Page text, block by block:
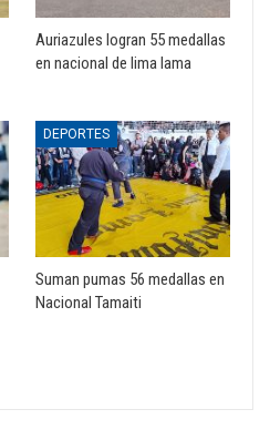
Auriazules logran 55 medallas
en nacional de lima lama
DEPORTES
Suman pumas 56 medallas en
Nacional Tamaiti